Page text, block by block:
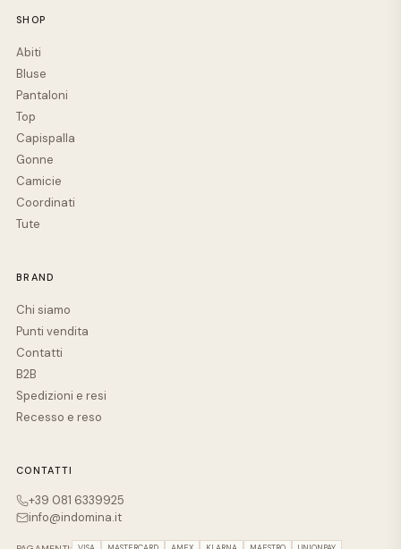
SHOP
Abiti
Bluse
Pantaloni
Top
Capispalla
Gonne
Camicie
Coordinati
Tute
BRAND
Chi siamo
Punti vendita
Contatti
B2B
Spedizioni e resi
Recesso e reso
CONTATTI
+39 081 6339925
info@indomina.it